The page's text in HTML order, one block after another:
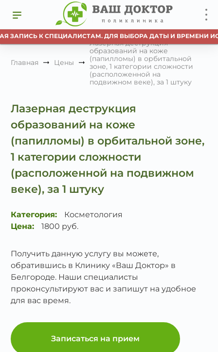
ЗАПИСЬ К СПЕЦИАЛИСТАМ. ДЛЯ ВЫБОРА ДАТЫ И ВРЕМЕНИ
Главная Цены
Лазерная деструкция
образований на коже
(папилломы) в орбитальной
зоне, 1 категории сложности
(расположенной на
подвижном веке), за 1 штуку
Лазерная деструкция
образований на коже
(папилломы) в орбитальной зоне,
1 категории сложности
(расположенной на подвижном
веке), за 1 штуку
Категория:
Косметология
Цена:
1800 руб.
Получить данную услугу вы можете,
обратившись в Клинику «Ваш Доктор» в
Белгороде. Наши специалисты
проконсультируют вас и запишут на удобное
для вас время.
Записаться на прием